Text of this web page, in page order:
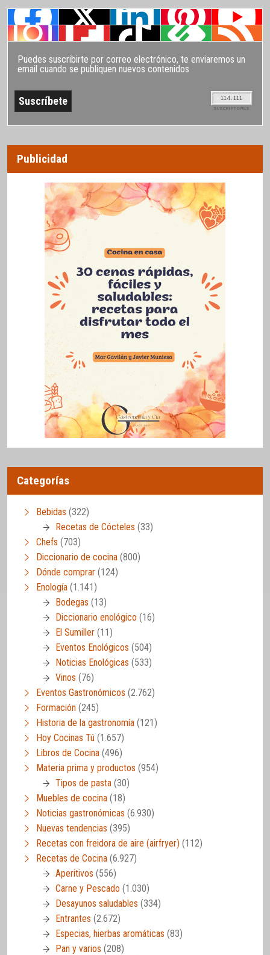
Puedes suscribirte por correo electrónico, te enviaremos un
email cuando se publiquen nuevos contenidos
114.111
SUSCRIPTORES
Publicidad
Categorías
Bebidas (322)
Recetas de Cócteles (33)
Chefs (703)
Diccionario de cocina (800)
Dónde comprar (124)
Enología (1.141)
Bodegas (13)
Diccionario enológico (16)
El Sumiller (11)
Eventos Enológicos (504)
Noticias Enológicas (533)
Vinos (76)
Eventos Gastronómicos (2.762)
Formación (245)
Historia de la gastronomía (121)
Hoy Cocinas Tú (1.657)
Libros de Cocina (496)
Materia prima y productos (954)
Tipos de pasta (30)
Muebles de cocina (18)
Noticias gastronómicas (6.930)
Nuevas tendencias (395)
Recetas con freidora de aire (airfryer) (112)
Recetas de Cocina (6.927)
Aperitivos (556)
Carne y Pescado (1.030)
Desayunos saludables (334)
Entrantes (2.672)
Especias, hierbas aromáticas (83)
Pan y varios (208)